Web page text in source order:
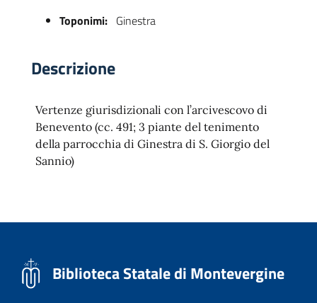
Toponimi: Ginestra
Descrizione
Vertenze giurisdizionali con l’arcivescovo di
Benevento (cc. 491; 3 piante del tenimento
della parrocchia di Ginestra di S. Giorgio del
Sannio)
Biblioteca Statale di Montevergine